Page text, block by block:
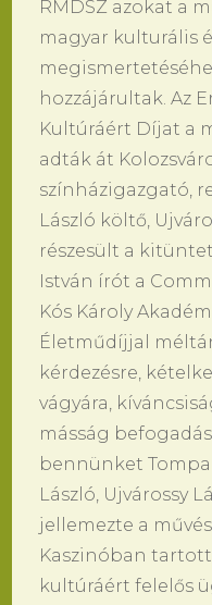
RMDSZ azokat a
magyar kulturális
hozzájárultak. Az
Kultúráért Díjat a
adták át
színházigazgató,
László költő,
részesült a
István írót a
Kós Károly
Életműdíjjal
kérdezésre,
vágyára,
másság
bennünket Tompa
László, Ujvárossy
jellemezte a
Kaszinóban
kultúráért felelős